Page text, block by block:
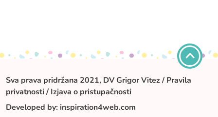
Sva prava pridržana 2021, DV Grigor Vitez / Pravila
privatnosti/ Izjava o pristupačnosti
Developed by: inspiration4web.com